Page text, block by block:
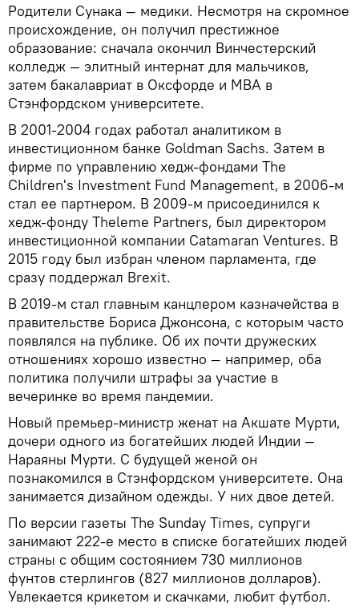
Родители Сунака — медики. Несмотря на скромное
происхождение, он получил престижное
образование: сначала окончил Винчестерский
колледж — элитный интернат для мальчиков,
затем бакалавриат в Оксфорде и MBA в
Стэнфордском университете.
В 2001-2004 годах работал аналитиком в
инвестиционном банке Goldman Sachs. Затем в
фирме по управлению хедж-фондами The
Children's Investment Fund Management, в 2006-м
стал ее партнером. В 2009-м присоединился к
хедж-фонду Theleme Partners, был директором
инвестиционной компании Catamaran Ventures. В
2015 году был избран членом парламента, где
сразу поддержал Brexit.
В 2019-м стал главным канцлером казначейства в
правительстве Бориса Джонсона, с которым часто
появлялся на публике. Об их почти дружеских
отношениях хорошо известно — например, оба
политика получили штрафы за участие в
вечеринке во время пандемии.
Новый премьер-министр женат на Акшате Мурти,
дочери одного из богатейших людей Индии —
Нараяны Мурти. С будущей женой он
познакомился в Стэнфордском университете. Она
занимается дизайном одежды. У них двое детей.
По версии газеты The Sunday Times, супруги
занимают 222-е место в списке богатейших людей
страны с общим состоянием 730 миллионов
фунтов стерлингов (827 миллионов долларов).
Увлекается крикетом и скачками, любит футбол.